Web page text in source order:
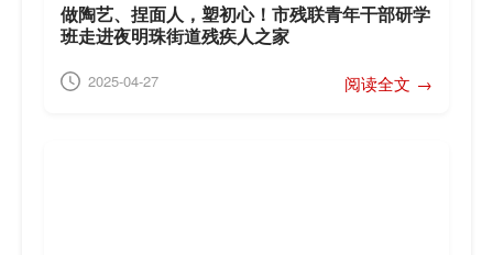
做陶艺、捏面人，塑初心！市残联青年干部研学
班走进夜明珠街道残疾人之家
2025-04-27 阅读全文 →